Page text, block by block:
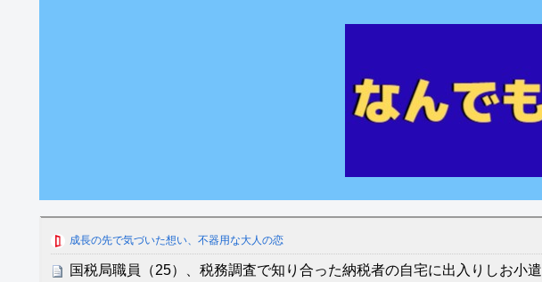
成長の先で気づいた想い、不器用な大人の恋
国税局職員（25）、税務調査で知り合った納税者の自宅に出入りしお小